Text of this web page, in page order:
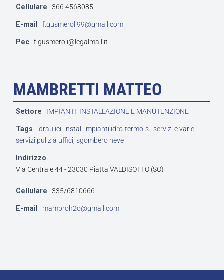
Cellulare 366 4568085
E-mail f.gusmeroli99@gmail.com
Pec f.gusmeroli@legalmail.it
MAMBRETTI MATTEO
Settore IMPIANTI: INSTALLAZIONE E MANUTENZIONE
Tags idraulici, install.impianti idro-termo-s., servizi e varie,
servizi pulizia uffici, sgombero neve
Indirizzo
Via Centrale 44 - 23030 Piatta VALDISOTTO (SO)
Cellulare 335/6810666
E-mail mambroh2o@gmail.com